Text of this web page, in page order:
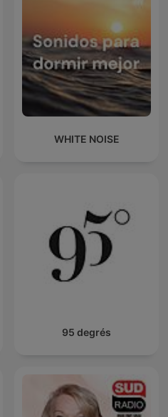
WHITE NOISE
95 degrés